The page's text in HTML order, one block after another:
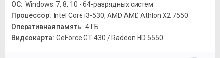
ОС: Windows: 7, 8, 10 - 64-разрядных систем
Процессор: Intel Core i3-530, AMD AMD Athlon X2 7550
Оперативная память: 4 ГБ
Видеокарта: GeForce GT 430 / Radeon HD 5550